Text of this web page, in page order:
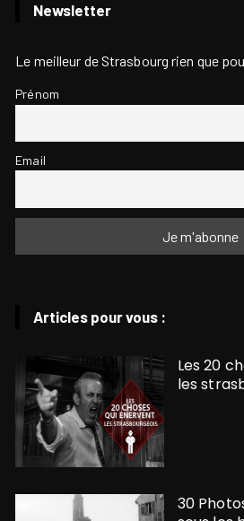
Newsletter
Le meilleur de Strasbourg rien que
Prénom
Email
Articles pour vous :
Les 20
les
30